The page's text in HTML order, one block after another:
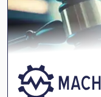
Toelaatbaar
m Transportbreedte:
Kleur: geel -
Camera Cjdpfx
samenwerking met
voorbehoud.